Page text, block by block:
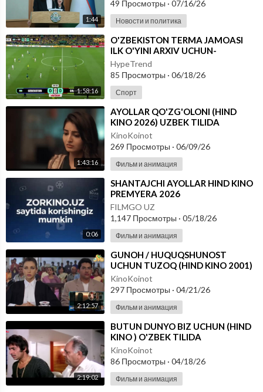
1:44
49 Просмотры · 07/16/26
Новости и политика
1:58:16
⁣O'ZBEKISTON TERMA JAMOASI
ILK O'YINI ARXIV UCHUN-
FUTBOOL BO'YICHA JAHON
CHEMPIONATI
HypeTrend
85 Просмотры · 06/18/26
Спорт
1:43:16
⁣AYOLLAR QO'ZG'OLONI (HIND
KINO 2026) UZBEK TILIDA
KinoKoinot
269 Просмотры · 06/09/26
Фильм и анимация
0:06
⁣SHANTAJCHI AYOLLAR HIND KINO
PREMYERA 2026
FILMGO UZ
1,147 Просмотры · 05/18/26
Фильм и анимация
2:12:57
⁣GUNOH / HUQUQSHUNOST
UCHUN TUZOQ (HIND KINO 2001)
UZBEK TILIDA
KinoKoinot
297 Просмотры · 04/21/26
Фильм и анимация
2:19:02
⁣BUTUN DUNYO BIZ UCHUN (HIND
KINO ) O'ZBEK TILIDA
KinoKoinot
86 Просмотры · 04/18/26
Фильм и анимация